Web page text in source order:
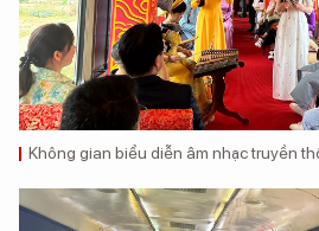
Không gian biểu diễn âm nhạc truyền